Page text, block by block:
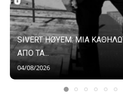
SIVERT HØYEM: ΜΙΑ
ΑΠΟ ΤΑ...
04/08/2026